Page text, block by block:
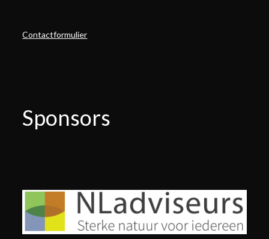
Contactformulier
Sponsors